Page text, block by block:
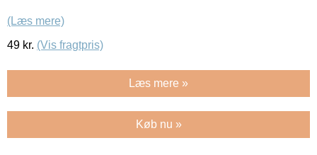
(Læs mere)
49 kr. (Vis fragtpris)
Læs mere »
Køb nu »